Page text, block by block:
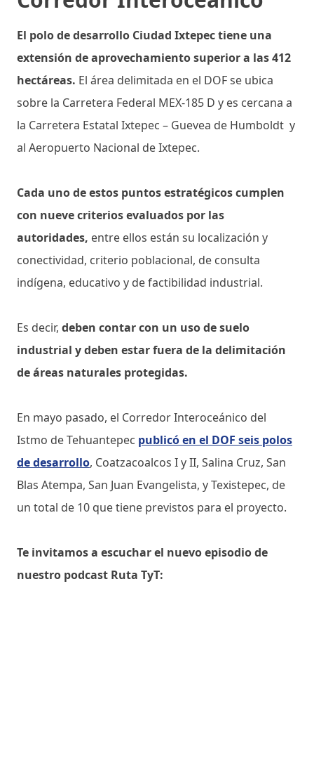
El polo de desarrollo Ciudad Ixtepec tiene una
extensión de aprovechamiento superior a las 412
hectáreas. El área delimitada en el DOF se ubica
sobre la Carretera Federal MEX-185 D y es cercana a
la Carretera Estatal Ixtepec – Guevea de Humboldt y
al Aeropuerto Nacional de Ixtepec.
Cada uno de estos puntos estratégicos cumplen
con nueve criterios evaluados por las
autoridades, entre ellos están su localización y
conectividad, criterio poblacional, de consulta
indígena, educativo y de factibilidad industrial.
Es decir, deben contar con un uso de suelo
industrial y deben estar fuera de la delimitación
de áreas naturales protegidas.
En mayo pasado, el Corredor Interoceánico del
Istmo de Tehuantepec publicó en el DOF seis polos
de desarrollo, Coatzacoalcos I y II, Salina Cruz, San
Blas Atempa, San Juan Evangelista, y Texistepec, de
un total de 10 que tiene previstos para el proyecto.
Te invitamos a escuchar el nuevo episodio de
nuestro podcast Ruta TyT: